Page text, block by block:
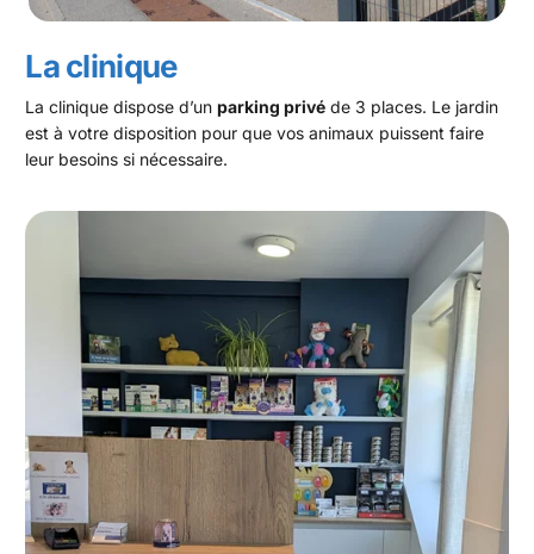
La clinique
La clinique dispose d’unparking privé de 3 places. Le jardin
est à votre disposition pour que vos animaux puissent faire
leur besoins si nécessaire.